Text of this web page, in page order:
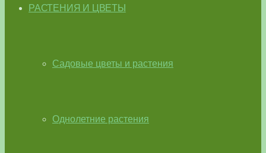
РАСТЕНИЯ И ЦВЕТЫ
Садовые цветы и растения
Однолетние растения